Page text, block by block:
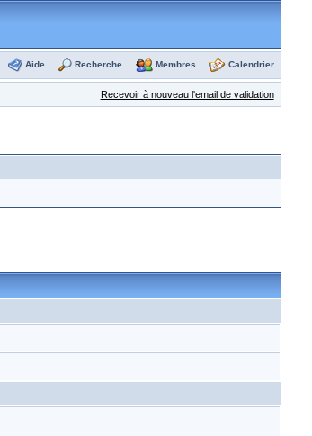
Aide Recherche Membres Calendrier
Recevoir à nouveau l'email de validation